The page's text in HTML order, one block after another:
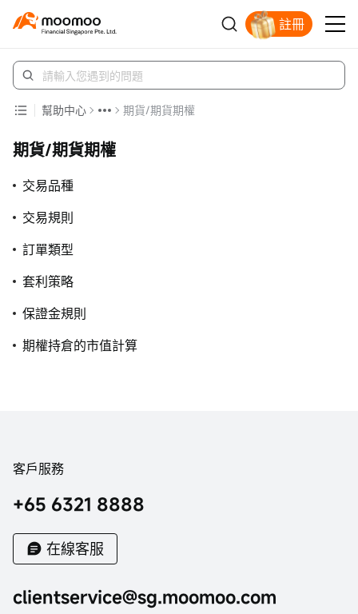
註冊
幫助中心 期貨/期貨期權
期貨/期貨期權
交易品種
交易規則
訂單類型
套利策略
保證金規則
期權持倉的市值計算
客戶服務
+65 6321 8888
在線客服
clientservice@sg.moomoo.com